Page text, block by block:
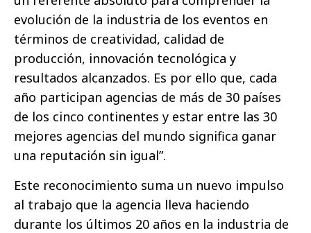
evolución de la industria de los eventos en
términos de creatividad, calidad de
producción, innovación tecnológica y
resultados alcanzados. Es por ello que, cada
año participan agencias de más de 30 países
de los cinco continentes y estar entre las 30
mejores agencias del mundo significa ganar
una reputación sin igual”.
Este reconocimiento suma un nuevo impulso
al trabajo que la agencia lleva haciendo
durante los últimos 20 años en la industria de